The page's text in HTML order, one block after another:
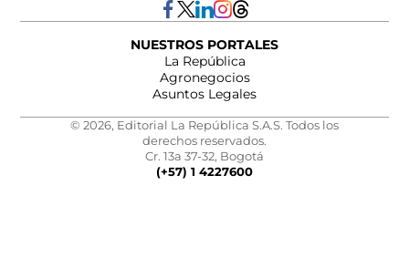
NUESTROS PORTALES
La República
Agronegocios
Asuntos Legales
© 2026, Editorial La República S.A.S. Todos los
derechos reservados.
Cr. 13a 37-32, Bogotá
(+57) 1 4227600